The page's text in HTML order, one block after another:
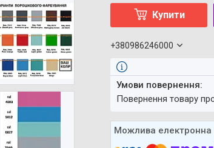
Купити
+380986246000
повернення товару